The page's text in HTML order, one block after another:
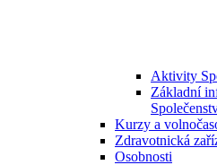
Aktivity
Základní
Kurzy a
Zdravotnická
Osobnosti